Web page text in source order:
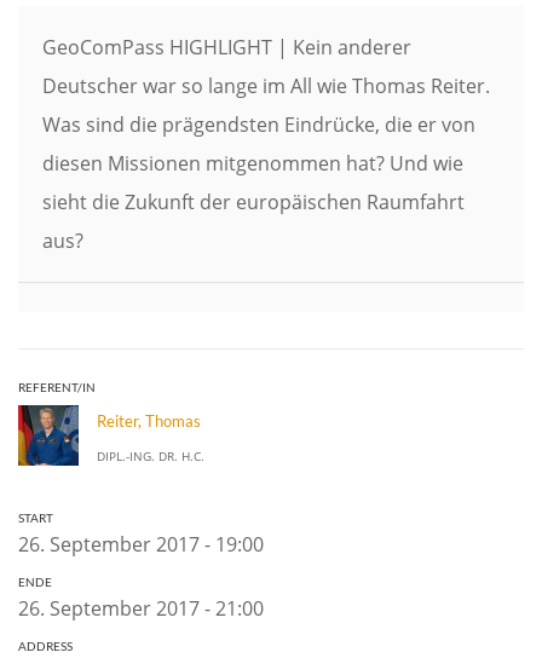
GeoComPass HIGHLIGHT | Kein anderer
Deutscher war so lange im All wie Thomas Reiter.
Was sind die prägendsten Eindrücke, die er von
diesen Missionen mitgenommen hat? Und wie
sieht die Zukunft der europäischen Raumfahrt
aus?
REFERENT/IN
Reiter, Thomas
DIPL.-ING. DR. H.C.
START
26. September 2017 - 19:00
ENDE
26. September 2017 - 21:00
ADDRESS